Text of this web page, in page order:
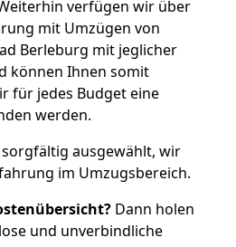
verfügen wir über
mit Umzügen von
Berleburg mit jeglicher
können Ihnen somit
für jedes Budget eine
werden.
ausgewählt, wir
im Umzugsbereich.
Dann holen
und unverbindliche